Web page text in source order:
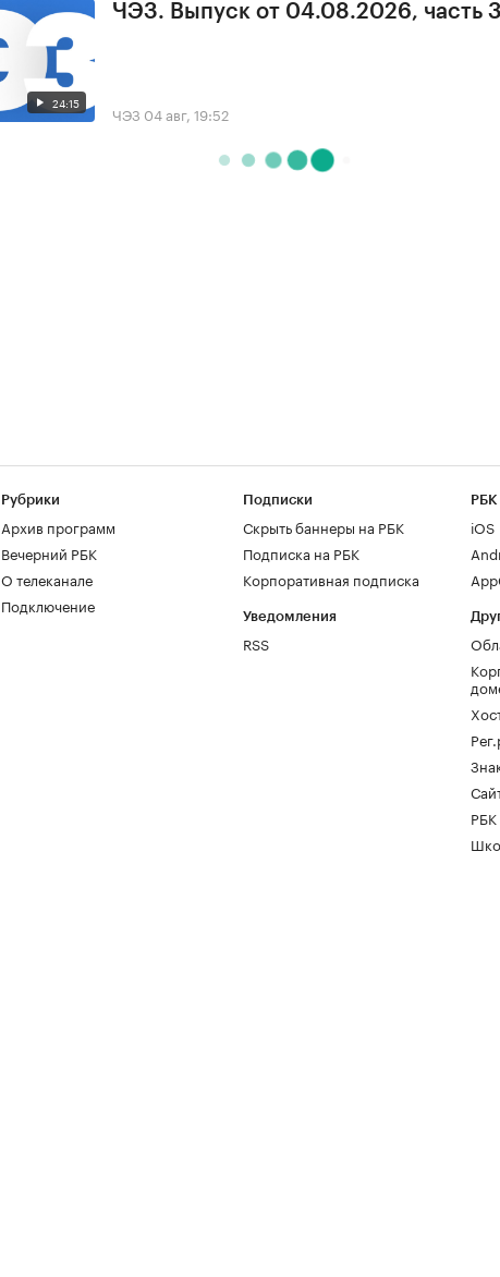
24:15
ЧЭЗ. Выпуск от 04.08.2026, часть
ЧЭЗ 04 авг, 19:52
Рубрики
Архив программ
Вечерний РБК
О телеканале
Подключение
Подписки
Скрыть баннеры на РБК
Подписка на РБК
Корпоративная подписка
Уведомления
RSS
РБК
iOS